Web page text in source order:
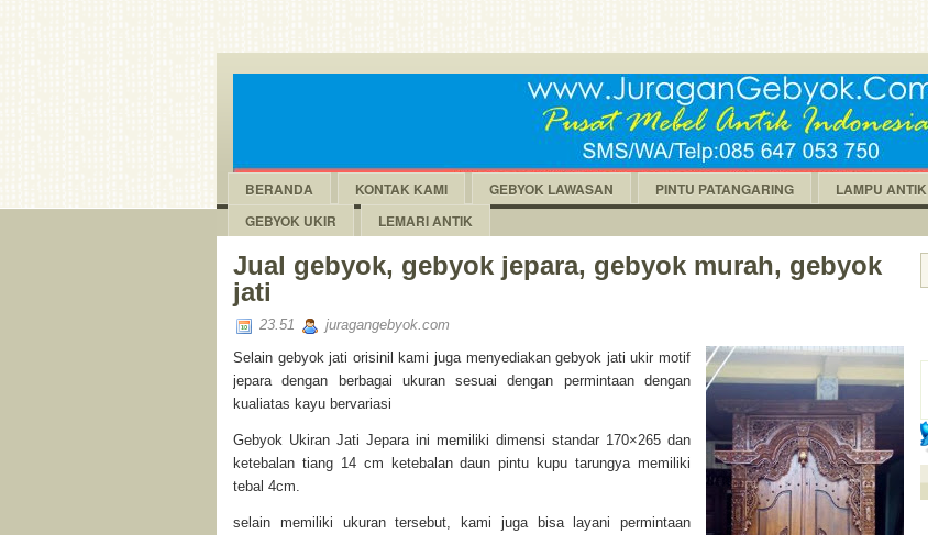
BERANDA KONTAK KAMI GEBYOK LAWASAN PINTU PATANGARING LAMPU ANTIK
GEBYOK UKIR
LEMARI ANTIK
Jual gebyok, gebyok jepara, gebyok murah, gebyok
jati
23.51
juragangebyok.com
Selain gebyok jati orisinil kami juga menyediakan gebyok jati ukir motif
jepara dengan berbagai ukuran sesuai dengan permintaan dengan
kualiatas kayu bervariasi
Gebyok Ukiran Jati Jepara ini memiliki dimensi standar 170×265 dan
ketebalan tiang 14 cm ketebalan daun pintu kupu tarungya memiliki
tebal 4cm.
selain memiliki ukuran tersebut, kami juga bisa layani permintaan